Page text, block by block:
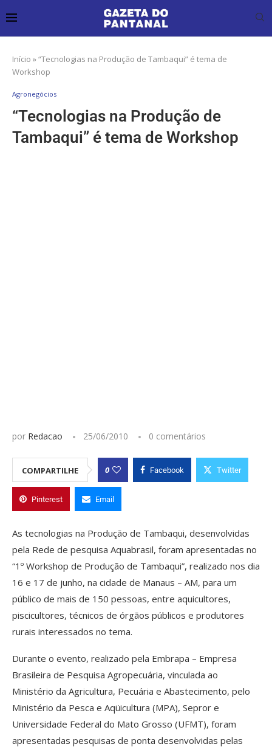
Início »“Tecnologias na Produção de Tambaqui” é tema de
Workshop
Agronegócios
“Tecnologias na Produção de
Tambaqui” é tema de Workshop
por Redacao 25/06/2010 0 comentários
COMPARTILHE 0 Facebook Twitter
Pinterest Email
As tecnologias na Produção de Tambaqui, desenvolvidas
pela Rede de pesquisa Aquabrasil, foram apresentadas no
“1º Workshop de Produção de Tambaqui”, realizado nos dia
16 e 17 de junho, na cidade de Manaus – AM, para um
público de mais de 150 pessoas, entre aquicultores,
piscicultores, técnicos de órgãos públicos e produtores
rurais interessados no tema.
Durante o evento, realizado pela Embrapa – Empresa
Brasileira de Pesquisa Agropecuária, vinculada ao
Ministério da Agricultura, Pecuária e Abastecimento, pelo
Ministério da Pesca e Aqüicultura (MPA), Sepror e
Universidade Federal do Mato Grosso (UFMT), foram
apresentadas pesquisas de ponta desenvolvidas pelas